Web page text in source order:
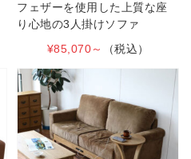
フェザーを使用した上質な座
り心地の3人掛けソファ
¥85,070～
（税込）